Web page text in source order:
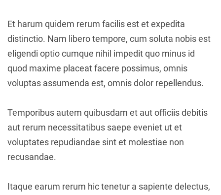
Et harum quidem rerum facilis est et expedita
distinctio. Nam libero tempore, cum soluta nobis est
eligendi optio cumque nihil impedit quo minus id
quod maxime placeat facere possimus, omnis
voluptas assumenda est, omnis dolor repellendus.
Temporibus autem quibusdam et aut officiis debitis
aut rerum necessitatibus saepe eveniet ut et
voluptates repudiandae sint et molestiae non
recusandae.
Itaque earum rerum hic tenetur a sapiente delectus,